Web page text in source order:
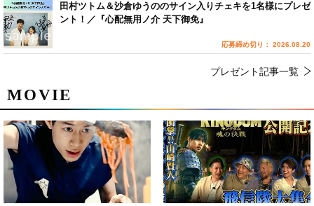
MOVIE
田村ツトム＆沙倉ゆうののサイン入りチェキを1名様にプレゼ
ント！／『心配無用ノ介 天下御免』
応募締め切り： 2026.08.20
プレゼント記事一覧